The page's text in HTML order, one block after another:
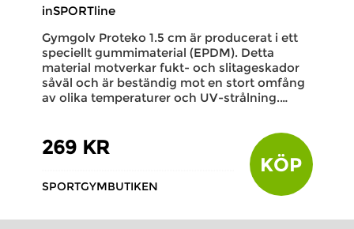
inSPORTline
Gymgolv Proteko 1.5 cm är producerat i ett
speciellt gummimaterial (EPDM). Detta
material motverkar fukt- och slitageskador
såväl och är beständig mot en stort omfång
av olika temperaturer och UV-strålning.…
269 KR
SPORTGYMBUTIKEN
KÖP